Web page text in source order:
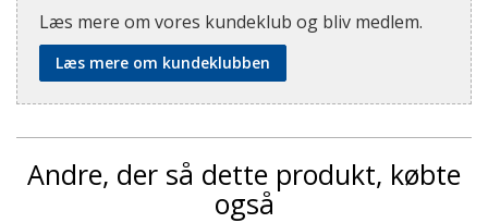
Læs mere om vores kundeklub og bliv medlem.
Læs mere om kundeklubben
Andre, der så dette produkt, købte
også